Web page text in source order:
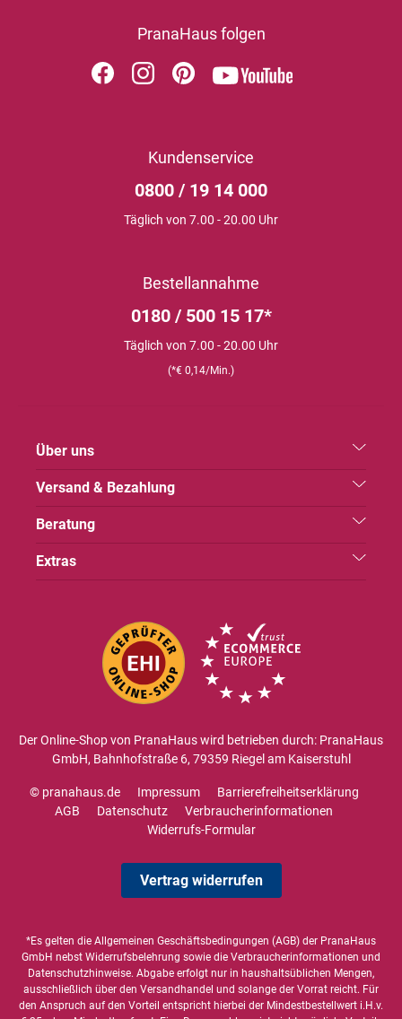
PranaHaus folgen
Kundenservice
0800 / 19 14 000
Täglich von 7.00 - 20.00 Uhr
Bestellannahme
0180 / 500 15 17*
Täglich von 7.00 - 20.00 Uhr
(*€ 0,14/Min.)
Über uns
Versand & Bezahlung
Beratung
Extras
Der Online-Shop von PranaHaus wird betrieben durch: PranaHaus
GmbH, Bahnhofstraße 6, 79359 Riegel am Kaiserstuhl
© pranahaus.de Impressum
Barrierefreiheitserklärung
AGB
Datenschutz
Verbraucherinformationen
Widerrufs-Formular
Vertrag widerrufen
*Es gelten die Allgemeinen Geschäftsbedingungen (AGB) der PranaHaus
GmbH nebst Widerrufsbelehrung sowie die Verbraucherinformationen und
Datenschutzhinweise. Abgabe erfolgt nur in haushaltsüblichen Mengen,
ausschließlich über den Versandhandel und solange der Vorrat reicht. Für
den Anspruch auf den Vorteil entspricht hierbei der Mindestbestellwert i.H.v.